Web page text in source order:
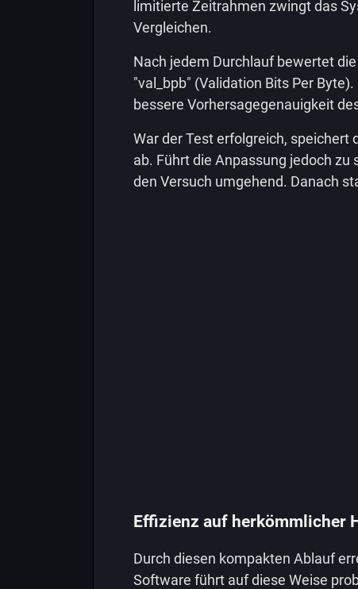
limitierte Zeitrahmen zwingt das
Vergleichen.
Nach jedem Durchlauf bewertet
"val_bpb" (Validation Bits Per
bessere Vorhersagegenauigkeit
War der Test erfolgreich, speichert
ab. Führt die Anpassung jedoch
den Versuch umgehend. Danach
Effizienz auf herkömmlicher
Durch diesen kompakten Ablauf
Software führt auf diese Weise